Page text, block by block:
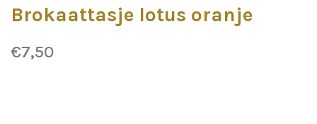
Brokaattasje lotus oranje
€7,50